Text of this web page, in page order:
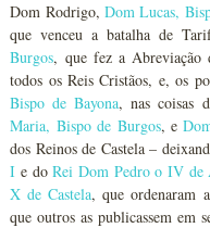
Dom Rodrigo,Dom Lucas,
que venceu a batalha de
Burgos, que fez a Abreviação
todos os Reis Cristãos, e, os
Bispo de Bayona, nas coisas
Maria, Bispo de Burgos, e
dos Reinos de Castela –
I e doRei Dom Pedro o IV de
X de Castela, que ordenaram
que outros as publicassem em